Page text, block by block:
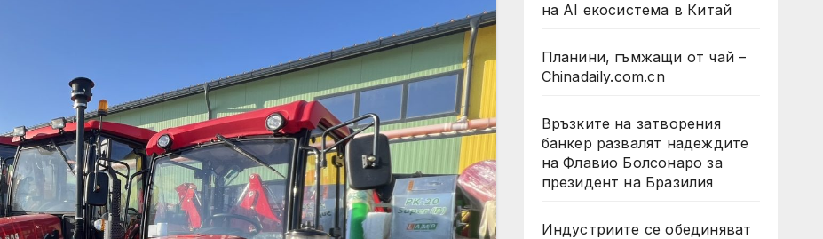
на AI екосистема в Китай
Планини, гъмжащи от чай –
Chinadaily.com.cn
Връзките на затворения
банкер развалят надеждите
на Флавио Болсонаро за
президент на Бразилия
Индустриите се обединяват